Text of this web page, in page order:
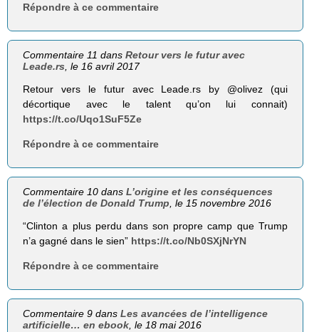
Répondre à ce commentaire
Commentaire 11 dansRetour vers le futur avec
Leade.rs , le 16 avril 2017
Retour vers le futur avec Leade.rs by @olivez (qui
décortique avec le talent qu’on lui connait)
https://t.co/Uqo1SuF5Ze
Répondre à ce commentaire
Commentaire 10 dansL’origine et les conséquences
de l’élection de Donald Trump , le 15 novembre 2016
“Clinton a plus perdu dans son propre camp que Trump
n’a gagné dans le sien” https://t.co/Nb0SXjNrYN
Répondre à ce commentaire
Commentaire 9 dansLes avancées de l’intelligence
artificielle… en ebook, le 18 mai 2016